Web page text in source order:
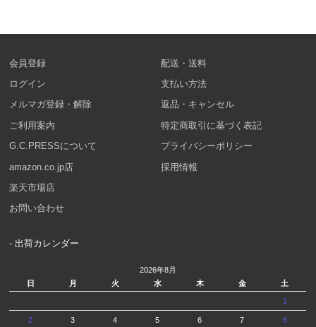
会員登録
ログイン
メルマガ登録・解除
ご利用案内
G.C.PRESSについて
amazon.co.jp店
楽天市場店
お問い合わせ
配送・送料
支払い方法
返品・キャンセル
特定商取引に基づく表記
プライバシーポリシー
採用情報
- 出荷カレンダー
2026年8月
日
月 火 水 木 金 土
1
2 3 4 5 6 7 8